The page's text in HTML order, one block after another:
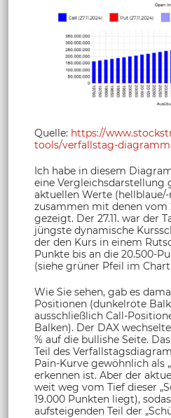
Quelle: https://
tools/verfallstag-
Ich habe in diesem
eine Vergleichsdarstellung
aktuellen Werte
zusammen mit denen vom
gezeigt. Der 27.11. war der
jüngste dynamische
der den Kurs in einem
Punkte bis an die 20.500-
(siehe grüner Pfeil im
Wie Sie sehen, gab es
Positionen (dunkelrote
ausschließlich Call-
Balken). Der DAX
% auf die bullishe Seite.
Teil des
Pain-Kurve gewöhnlich als
erkennen ist. Aber der
weit weg vom Tief dieser
19.000 Punkten liegt),
aufsteigenden Teil der